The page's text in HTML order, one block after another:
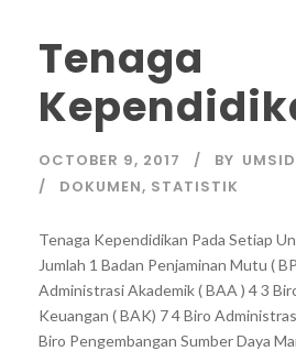
Tenaga
OCTOBER 9, 2017 BY
DOKUMEN, STATISTIK
Tenaga Kependidikan Pada Setiap
Jumlah 1 Badan Penjaminan Mutu (
Administrasi Akademik ( BAA ) 4 3
Keuangan ( BAK) 7 4 Biro
Biro Pengembangan Sumber Daya